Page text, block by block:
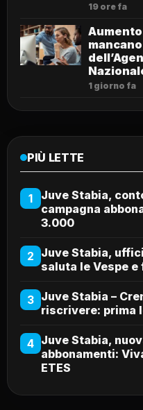
19 ore fa
1 giorno fa
PIÙ LETTE
1
Juve Stabia,
campagna
3.000
2 Juve Stabia,
saluta le Vespe
3 Juve Stabia –
riscrivere: prima
4 Juve Stabia,
abbonamenti:
ETES